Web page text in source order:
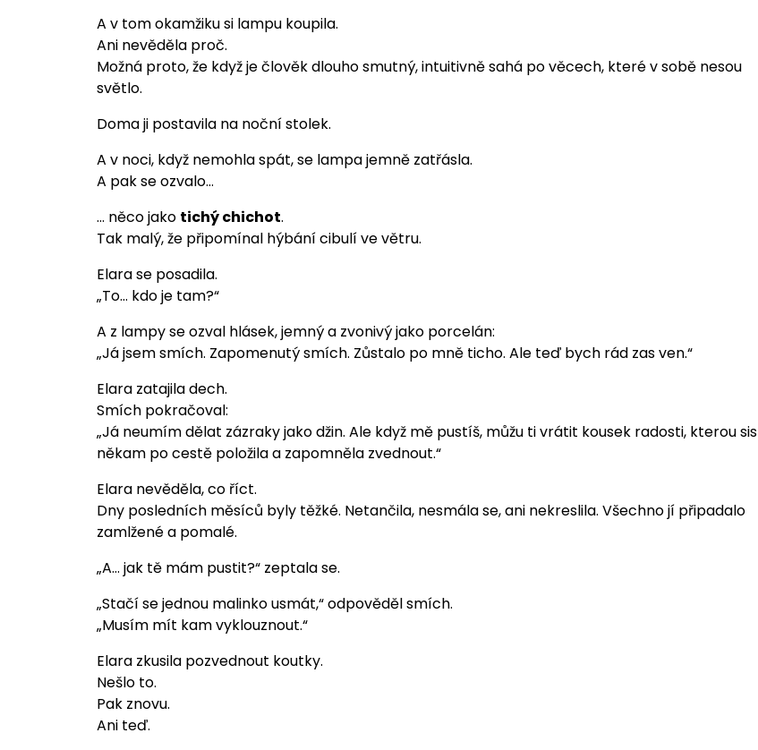
A v tom okamžiku si lampu koupila.
Ani nevěděla proč.
Možná proto, že když je člověk dlouho smutný, intuitivně sahá po věcech, které v sobě nesou
světlo.
Doma ji postavila na noční stolek.
A v noci, když nemohla spát, se lampa jemně zatřásla.
A pak se ozvalo…
… něco jako tichý chichot.
Tak malý, že připomínal hýbání cibulí ve větru.
Elara se posadila.
„To… kdo je tam?“
A z lampy se ozval hlásek, jemný a zvonivý jako porcelán:
„Já jsem smích. Zapomenutý smích. Zůstalo po mně ticho. Ale teď bych rád zas ven.“
Elara zatajila dech.
Smích pokračoval:
„Já neumím dělat zázraky jako džin. Ale když mě pustíš, můžu ti vrátit kousek radosti, kterou sis
někam po cestě položila a zapomněla zvednout.“
Elara nevěděla, co říct.
Dny posledních měsíců byly těžké. Netančila, nesmála se, ani nekreslila. Všechno jí připadalo
zamlžené a pomalé.
„A… jak tě mám pustit?“ zeptala se.
„Stačí se jednou malinko usmát,“ odpověděl smích.
„Musím mít kam vyklouznout.“
Elara zkusila pozvednout koutky.
Nešlo to.
Pak znovu.
Ani teď.